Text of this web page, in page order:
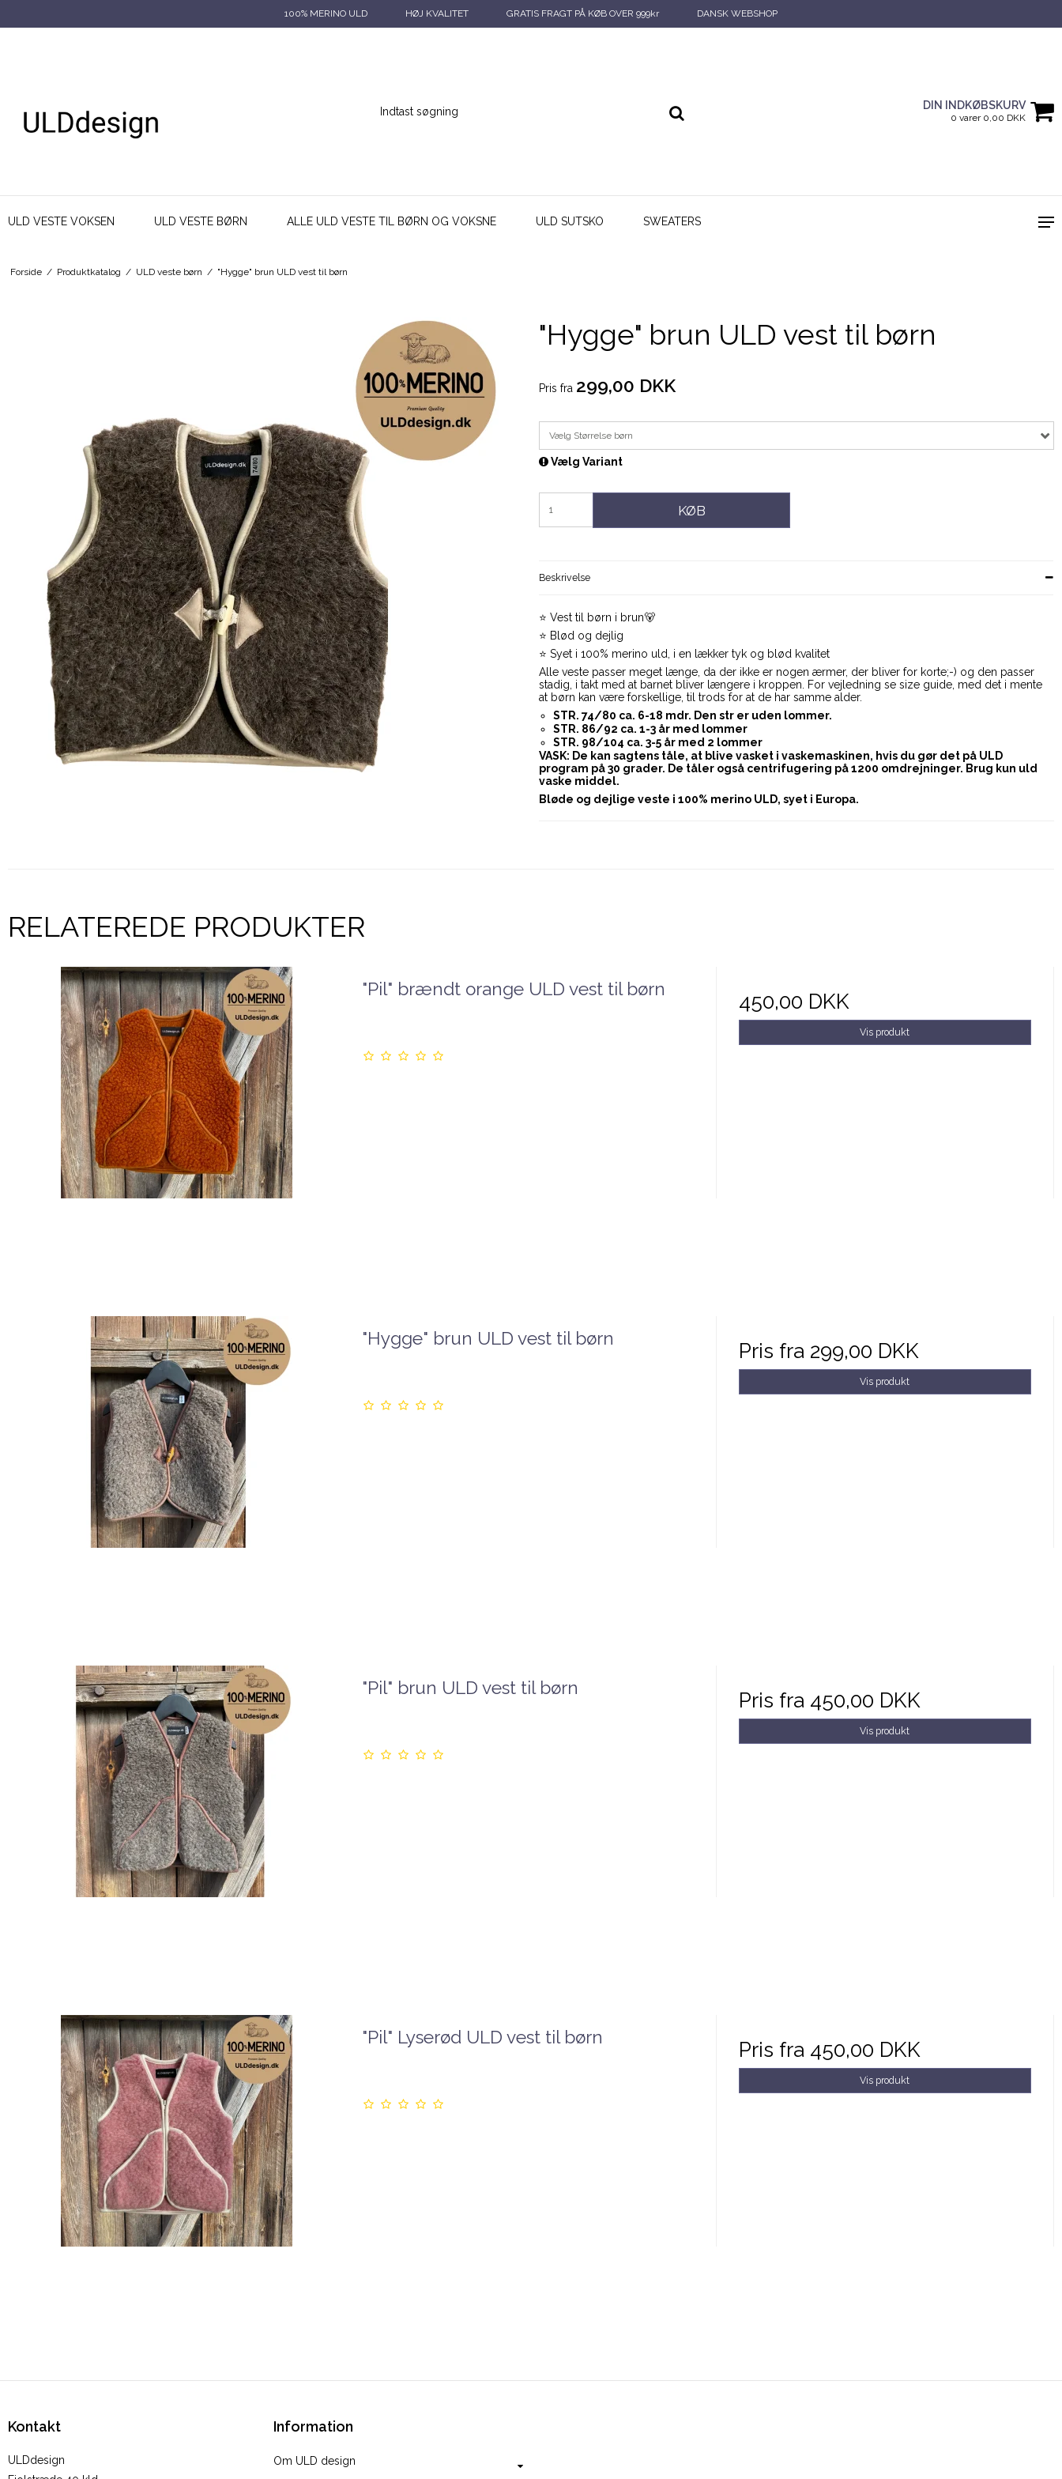
100% MERINO ULD HØJ KVALITET GRATIS FRAGT PÅ KØB OVER 999kr DANSK WEBSHOP
DIN INDKØBSKURV
0 varer 0,00 DKK
ULD VESTE VOKSEN ULD VESTE BØRN ALLE ULD VESTE TIL BØRN OG VOKSNE ULD SUTSKO SWEATERS
Forside / Produktkatalog / ULD veste børn / "Hygge" brun ULD vest til børn
"Hygge" brun ULD vest til børn
Pris fra 299,00 DKK
Vælg Størrelse børn
Vælg Variant
KØB
Beskrivelse
⭐️ Vest til børn i brun🐻
⭐️ Blød og dejlig
⭐️ Syet i 100% merino uld, i en lækker tyk og blød kvalitet
Alle veste passer meget længe, da der ikke er nogen ærmer, der bliver for korte;-) og den passer
stadig, i takt med at barnet bliver længere i kroppen. For vejledning se size guide, med det i mente
at børn kan være forskellige, til trods for at de har samme alder.
STR. 74/80 ca. 6-18 mdr. Den str er uden lommer.
STR. 86/92 ca. 1-3 år med lommer
STR. 98/104 ca. 3-5 år med 2 lommer
VASK: De kan sagtens tåle, at blive vasket i vaskemaskinen, hvis du gør det på ULD
program på 30 grader. De tåler også centrifugering på 1200 omdrejninger. Brug kun uld
vaske middel.
Bløde og dejlige veste i 100% merino ULD, syet i Europa.
RELATEREDE PRODUKTER
"Pil" brændt orange ULD vest til børn 450,00 DKK
Vis produkt
"Hygge" brun ULD vest til børn Pris fra 299,00 DKK
Vis produkt
"Pil" brun ULD vest til børn Pris fra 450,00 DKK
Vis produkt
"Pil" Lyserød ULD vest til børn Pris fra 450,00 DKK
Vis produkt
Kontakt
ULDdesign
Information
Om ULD design